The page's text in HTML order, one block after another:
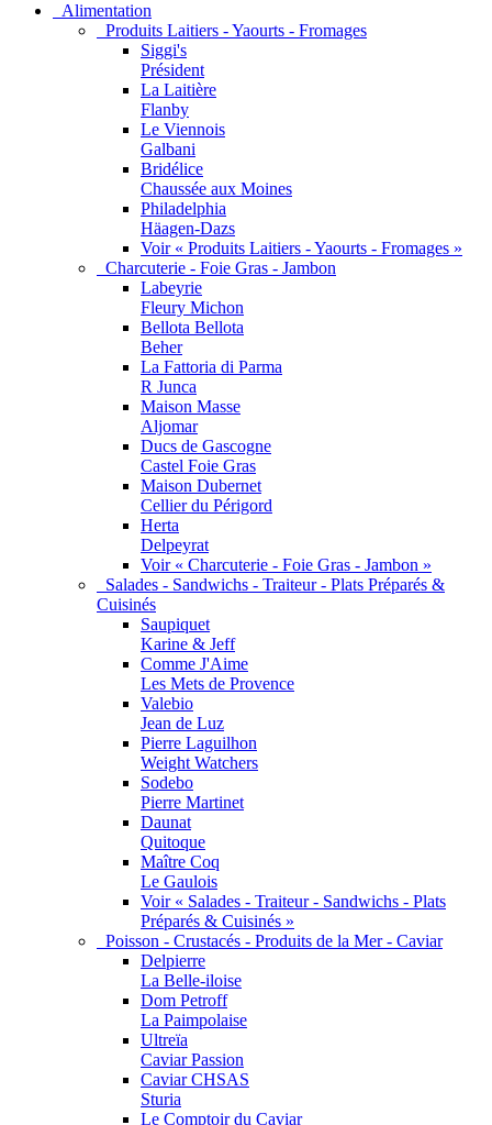
Alimentation
Produits Laitiers - Yaourts - Fromages
Siggi's
Président
La Laitière
Flanby
Le Viennois
Galbani
Bridélice
Chaussée aux Moines
Philadelphia
Häagen-Dazs
Voir « Produits Laitiers - Yaourts - Fromages »
Charcuterie - Foie Gras - Jambon
Labeyrie
Fleury Michon
Bellota Bellota
Beher
La Fattoria di Parma
R Junca
Maison Masse
Aljomar
Ducs de Gascogne
Castel Foie Gras
Maison Dubernet
Cellier du Périgord
Herta
Delpeyrat
Voir « Charcuterie - Foie Gras - Jambon »
Salades - Sandwichs - Traiteur - Plats Préparés &
Cuisinés
Saupiquet
Karine & Jeff
Comme J'Aime
Les Mets de Provence
Valebio
Jean de Luz
Pierre Laguilhon
Weight Watchers
Sodebo
Pierre Martinet
Daunat
Quitoque
Maître Coq
Le Gaulois
Voir « Salades - Traiteur - Sandwichs - Plats
Préparés & Cuisinés »
Poisson - Crustacés - Produits de la Mer - Caviar
Delpierre
La Belle-iloise
Dom Petroff
La Paimpolaise
Ultreïa
Caviar Passion
Caviar CHSAS
Sturia
Le Comptoir du Caviar